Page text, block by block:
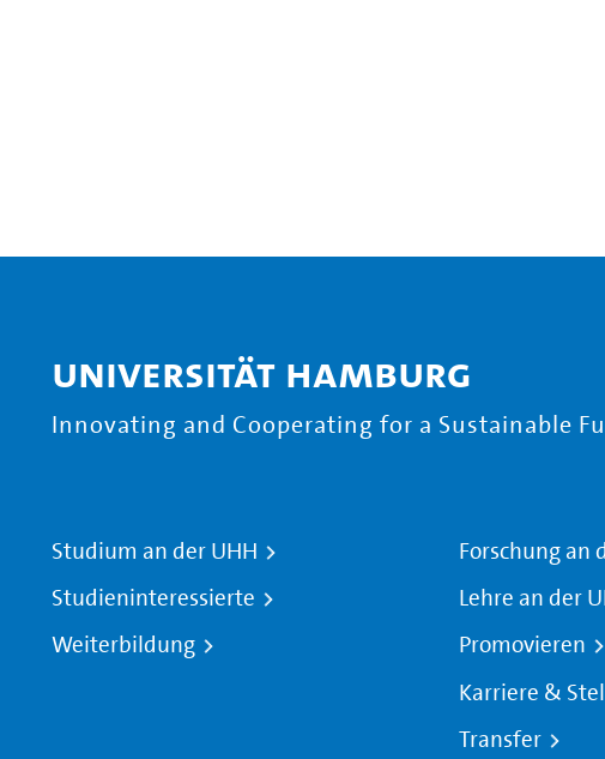
Universität Hamburg
Innovating and Cooperating for a Sustainable
Studium an der UHH
Studieninteressierte
Weiterbildung
Forschung an
Lehre an der
Promovieren
Karriere &
Transfer